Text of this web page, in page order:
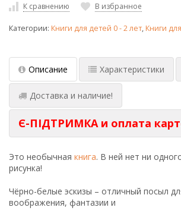
К сравнению В избранное
Категории: Книги для детей 0 - 2 лет,Книги
Описание Характеристики
Доставка и наличие!
Є-ПІДТРИМКА и оплата
Это необычная книга. В ней нет ни
рисунка!
Чёрно-белые эскизы – отличный посыл
воображения, фантазии и